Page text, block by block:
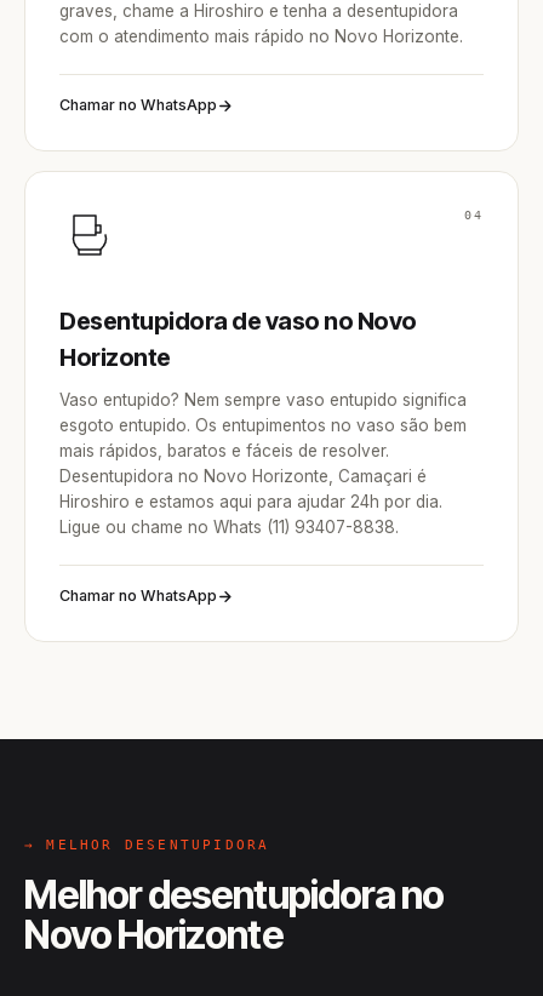
graves, chame a Hiroshiro e tenha a desentupidora
com o atendimento mais rápido no Novo Horizonte.
Chamar no WhatsApp
04
Desentupidora de vaso no Novo
Horizonte
Vaso entupido? Nem sempre vaso entupido significa
esgoto entupido. Os entupimentos no vaso são bem
mais rápidos, baratos e fáceis de resolver.
Desentupidora no Novo Horizonte, Camaçari é
Hiroshiro e estamos aqui para ajudar 24h por dia.
Ligue ou chame no Whats (11) 93407-8838.
Chamar no WhatsApp
→ MELHOR DESENTUPIDORA
Melhor desentupidora no
Novo Horizonte